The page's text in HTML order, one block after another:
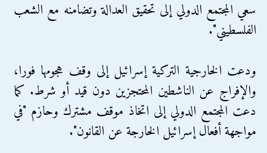
سعي المجتمع الدولي إلى تحقيق العدالة وتضامنه مع الشعب
الفلسطيني".
ودعت الخارجية التركية إسرائيل إلى وقف هجومها فورا،
والإفراج عن الناشطين المحتجزين دون قيد أو شرط. كما
دعت المجتمع الدولي إلى اتخاذ موقف مشترك وحازم "في
مواجهة أفعال إسرائيل الخارجة عن القانون".